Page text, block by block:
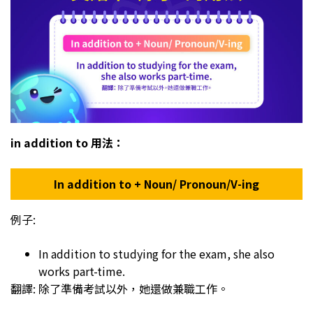
in addition to 用法：
In addition to + Noun/ Pronoun/V-ing
例子:
In addition to studying for the exam, she also
works part-time.
翻譯: 除了準備考試以外，她還做兼職工作。